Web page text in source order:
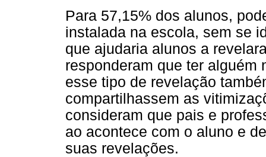
Para 57,15% dos alunos,
instalada na escola, sem se
que ajudaria alunos a
responderam que ter alguém
esse tipo de revelação
compartilhassem as
consideram que pais e
ao acontece com o aluno e
suas revelações.